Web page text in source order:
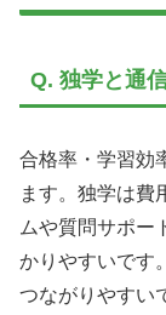
Q. 独学と通
合格率・学習効
ます。独学は費
ムや質問サポー
かりやすいです
つながりやすい